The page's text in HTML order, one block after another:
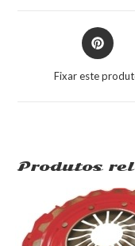
Fixar este
Produtos